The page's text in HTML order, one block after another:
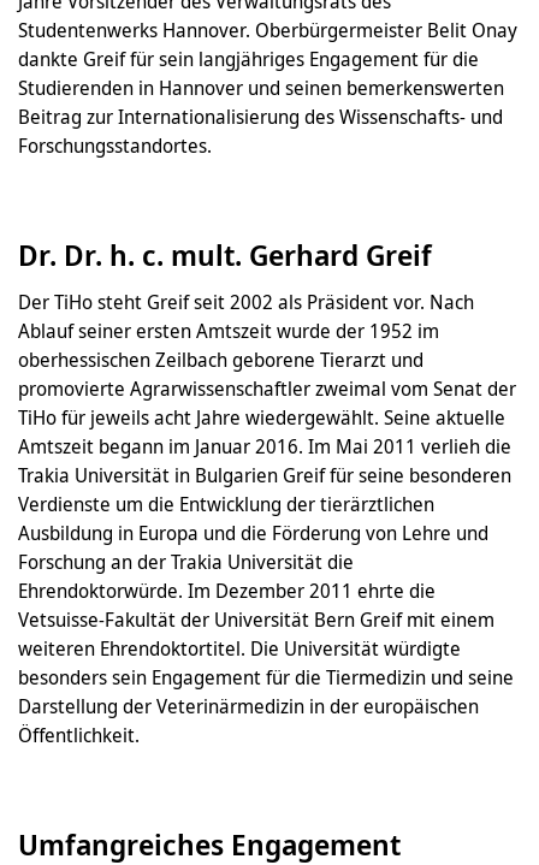
Studentenwerks Hannover. Oberbürgermeister Belit Onay
dankte Greif für sein langjähriges Engagement für die
Studierenden in Hannover und seinen bemerkenswerten
Beitrag zur Internationalisierung des Wissenschafts- und
Forschungsstandortes.
Dr. Dr. h. c. mult. Gerhard Greif
Der TiHo steht Greif seit 2002 als Präsident vor. Nach
Ablauf seiner ersten Amtszeit wurde der 1952 im
oberhessischen Zeilbach geborene Tierarzt und
promovierte Agrarwissenschaftler zweimal vom Senat der
TiHo für jeweils acht Jahre wiedergewählt. Seine aktuelle
Amtszeit begann im Januar 2016. Im Mai 2011 verlieh die
Trakia Universität in Bulgarien Greif für seine besonderen
Verdienste um die Entwicklung der tierärztlichen
Ausbildung in Europa und die Förderung von Lehre und
Forschung an der Trakia Universität die
Ehrendoktorwürde. Im Dezember 2011 ehrte die
Vetsuisse-Fakultät der Universität Bern Greif mit einem
weiteren Ehrendoktortitel. Die Universität würdigte
besonders sein Engagement für die Tiermedizin und seine
Darstellung der Veterinärmedizin in der europäischen
Öffentlichkeit.
Umfangreiches Engagement